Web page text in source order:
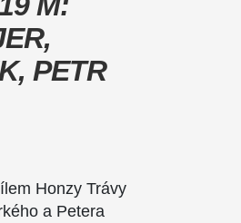
PETR
Honzy Trávy
a Petera